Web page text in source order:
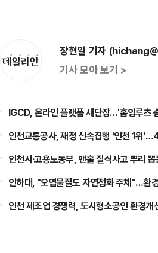
장현일 기자
기사 모아 보기 >
IGCD, 온라인 플랫폼 새단장…'홈잉루츠
인천교통공사, 재정 신속집행 '인천 1위
인천시·고용노동부, 맨홀 질식사고 뿌리
인하대, "오염물질도 자연정화 주체"…환
인천 제조업 경쟁력, 도시형소공인 환경개